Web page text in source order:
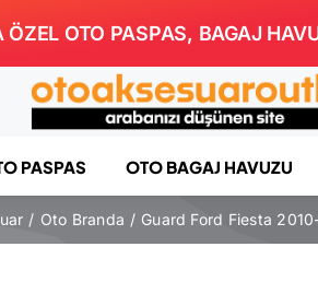
ÖZEL OTO PASPAS, BAGAJ
PASPAS OTO BAGAJ HAVUZU
Oto Branda Guard Ford Fiesta